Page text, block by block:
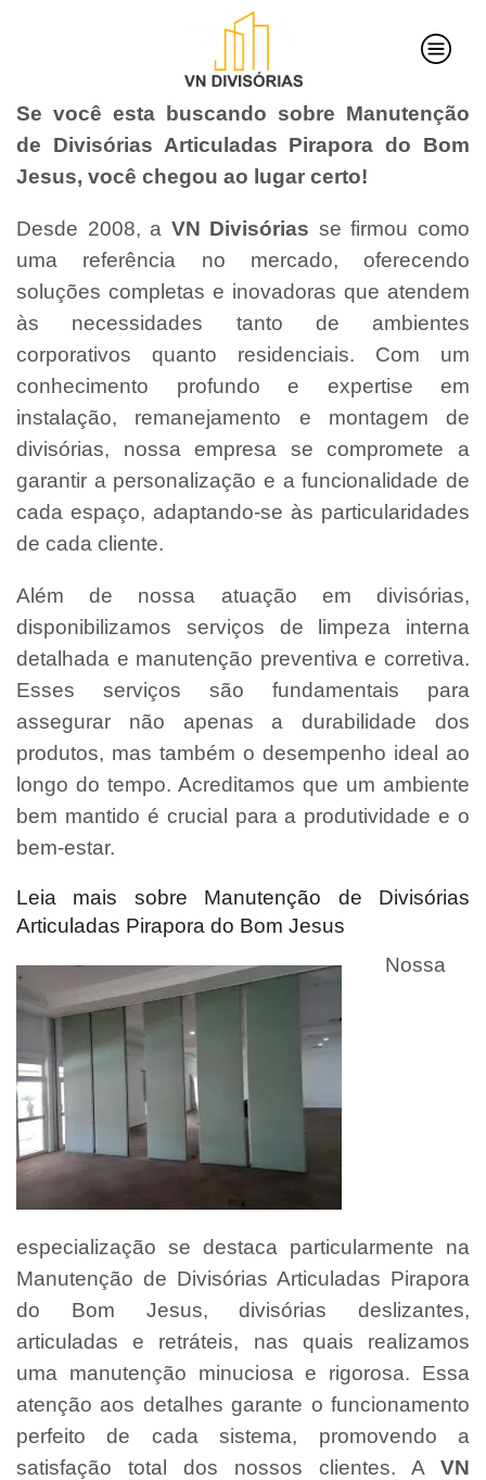
Se você esta buscando sobre Manutenção
de Divisórias Articuladas Pirapora do Bom
Jesus, você chegou ao lugar certo!
Desde 2008, a VN Divisórias se firmou como
uma referência no mercado, oferecendo
soluções completas e inovadoras que atendem
às necessidades tanto de ambientes
corporativos quanto residenciais. Com um
conhecimento profundo e expertise em
instalação, remanejamento e montagem de
divisórias, nossa empresa se compromete a
garantir a personalização e a funcionalidade de
cada espaço, adaptando-se às particularidades
de cada cliente.
Além de nossa atuação em divisórias,
disponibilizamos serviços de limpeza interna
detalhada e manutenção preventiva e corretiva.
Esses serviços são fundamentais para
assegurar não apenas a durabilidade dos
produtos, mas também o desempenho ideal ao
longo do tempo. Acreditamos que um ambiente
bem mantido é crucial para a produtividade e o
bem-estar.
Leia mais sobre Manutenção de Divisórias
Articuladas Pirapora do Bom Jesus
Nossa
especialização se destaca particularmente na
Manutenção de Divisórias Articuladas Pirapora
do Bom Jesus, divisórias deslizantes,
articuladas e retráteis, nas quais realizamos
uma manutenção minuciosa e rigorosa. Essa
atenção aos detalhes garante o funcionamento
perfeito de cada sistema, promovendo a
satisfação total dos nossos clientes. A VN